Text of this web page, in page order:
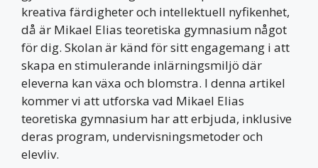
kreativa färdigheter och intellektuell nyfikenhet,
då är Mikael Elias teoretiska gymnasium något
för dig. Skolan är känd för sitt engagemang i att
skapa en stimulerande inlärningsmiljö där
eleverna kan växa och blomstra. I denna artikel
kommer vi att utforska vad Mikael Elias
teoretiska gymnasium har att erbjuda, inklusive
deras program, undervisningsmetoder och
elevliv.